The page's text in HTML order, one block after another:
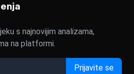
s najnovijim analizama,
na platformi.
Prijavite se